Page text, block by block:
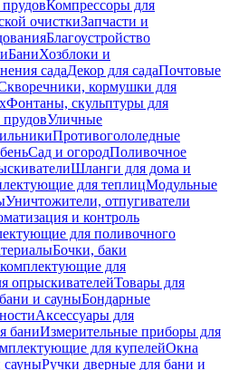
Компрессоры для
очисткиЗапчасти и
Благоустройство
БаниХозблоки и
садаДекор для садаПочтовые
кормушки для
Фонтаны, скульптуры для
Уличные
Противогололедные
Сад и огородПоливочное
Шланги для дома и
для теплицМодульные
Уничтожители, отпугиватели
и контроль
для поливочного
Бочки, баки
для
опрыскивателейТовары для
и сауныБондарные
Аксессуары для
баниИзмерительные приборы для
для купелейОкна
сауныРучки дверные для бани и